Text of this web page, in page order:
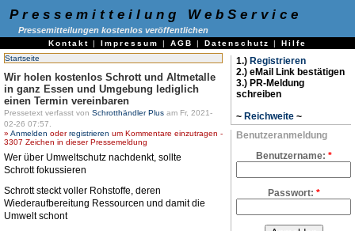
Pressemitteilung WebService
Pressemitteilungen kostenlos veröffentlichen
Kontakt | Impressum | AGB | Datenschutz | Hilfe
Startseite
Wir holen kostenlos Schrott und Altmetalle
in ganz Essen und Umgebung lediglich
einen Termin vereinbaren
Pressetext verfasst von Schrotthändler Plus am Fr, 2021-
02-26 07:57.
» Anmelden oderregistrieren um Kommentare einzutragen -
3307 Zeichen in dieser Pressemeldung
Wer über Umweltschutz nachdenkt, sollte
Schrott fokussieren
Schrott steckt voller Rohstoffe, deren
Wiederaufbereitung Ressourcen und damit die
Umwelt schont
1.) Registrieren
2.) eMail Link bestätigen
3.) PR-Meldung
schreiben
~ Reichweite ~
Benutzeranmeldung
Benutzername: *
Passwort: *